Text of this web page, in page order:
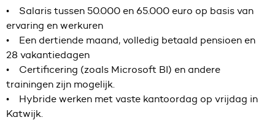
• Salaris tussen 50.000 en 65.000 euro op basis van
ervaring en werkuren
• Een dertiende maand, volledig betaald pensioen en
28 vakantiedagen
• Certificering (zoals Microsoft BI) en andere
trainingen zijn mogelijk.
• Hybride werken met vaste kantoordag op vrijdag in
Katwijk.